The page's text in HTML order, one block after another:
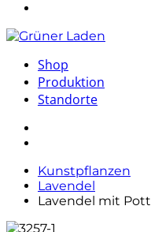
Shop
Produktion
Standorte
Kunstpflanzen
Lavendel
Lavendel mit Pott